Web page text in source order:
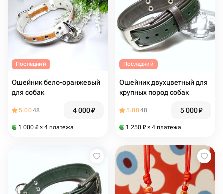
Последний
Ошейник бело-оранжевый
для собак
5.0048 4 000₽
1 000 ₽ × 4 платежа
Последний
Ошейник двухцветный для
крупных пород собак
5.0048 5 000₽
1 250 ₽ × 4 платежа